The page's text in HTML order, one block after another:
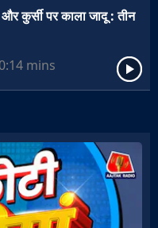
कुर्सी पर काला जादू : तीन
mins